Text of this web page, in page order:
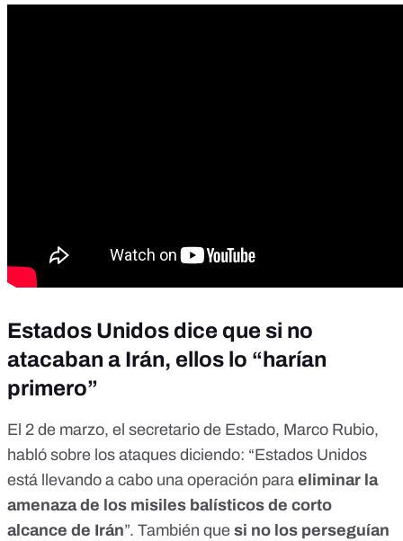
Estados Unidos dice que si no
atacaban a Irán, ellos lo “harían
primero”
El 2 de marzo, el secretario de Estado, Marco Rubio,
habló sobre los ataques diciendo: “Estados Unidos
está llevando a cabo una operación para eliminar la
amenaza de los misiles balísticos de corto
alcance de Irán”. También que si no los perseguían